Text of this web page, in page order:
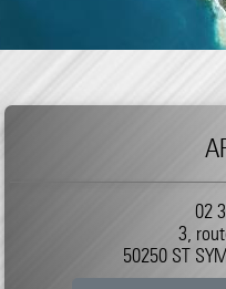
02
3,
50250 ST